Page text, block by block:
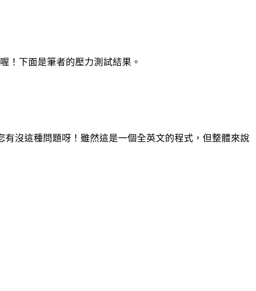
！下面是筆者的壓力測試結果。
沒這種問題呀！雖然這是一個全英文的程式，但整體來說